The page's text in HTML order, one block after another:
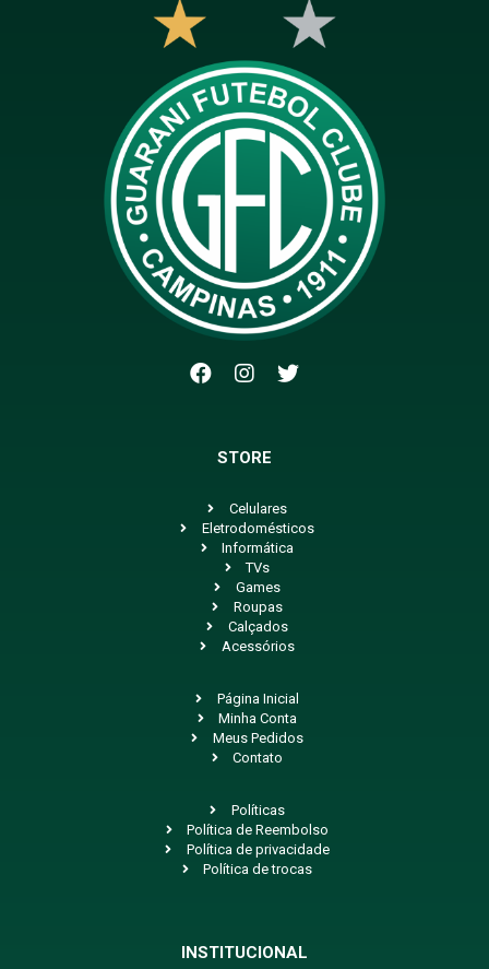
STORE
Celulares
Eletrodomésticos
Informática
TVs
Games
Roupas
Calçados
Acessórios
Página Inicial
Minha Conta
Meus Pedidos
Contato
Políticas
Política de Reembolso
Política de privacidade
Política de trocas
INSTITUCIONAL